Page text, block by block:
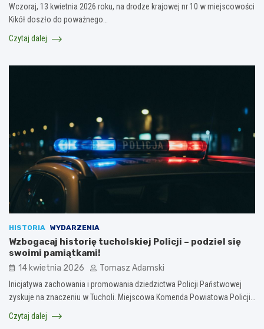
Wczoraj, 13 kwietnia 2026 roku, na drodze krajowej nr 10 w miejscowości
Kikół doszło do poważnego…
Czytaj dalej
HISTORIA WYDARZENIA
Wzbogacaj historię tucholskiej Policji – podziel się
swoimi pamiątkami!
14 kwietnia 2026 Tomasz Adamski
Inicjatywa zachowania i promowania dziedzictwa Policji Państwowej
zyskuje na znaczeniu w Tucholi. Miejscowa Komenda Powiatowa Policji…
Czytaj dalej